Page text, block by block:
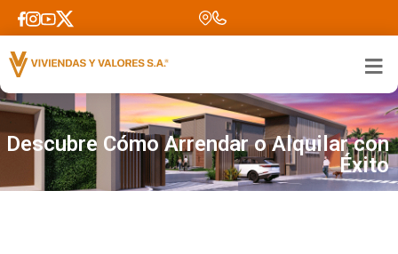
Inicio > Clientes VyV > Blog VyV
Descubre Cómo Arrendar o Alquilar con
Éxito